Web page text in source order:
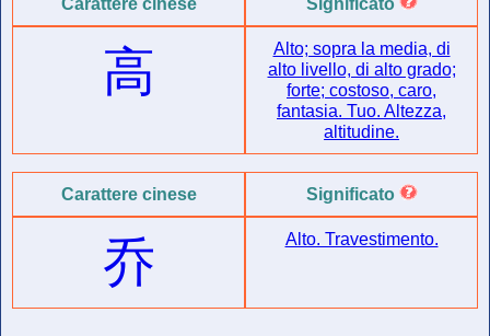
Carattere cinese
高
Significato
Alto; sopra la media, di
alto livello, di alto grado;
forte; costoso, caro,
fantasia. Tuo. Altezza,
altitudine.
Carattere cinese
乔
Significato
Alto. Travestimento.